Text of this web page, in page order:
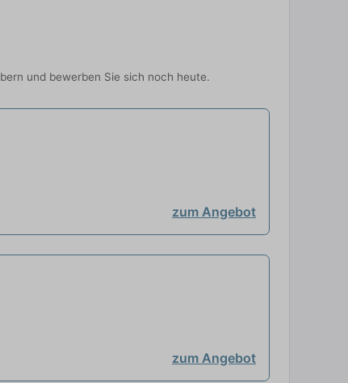
und bewerben Sie sich noch heute.
zum Angebot
zum Angebot